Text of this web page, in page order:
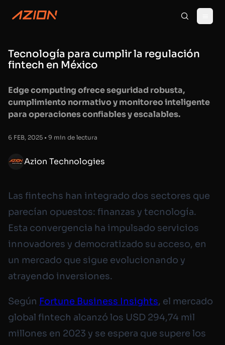
Tecnología para cumplir la regulación
fintech en México
Edge computing ofrece seguridad robusta,
cumplimiento normativo y monitoreo inteligente
para operaciones confiables y escalables.
6 FEB, 2025 • 9 min de lectura
Azion Technologies
Las fintechs han integrado dos sectores que
parecían opuestos: finanzas y tecnología.
Esta convergencia ha impulsado servicios
innovadores y democratizado su acceso, en
un mercado que sigue evolucionando y
atrayendo inversiones.
Según Fortune Business Insights, el mercado
global fintech alcanzó los USD 294,74 mil
millones en 2023 y se espera que supere los